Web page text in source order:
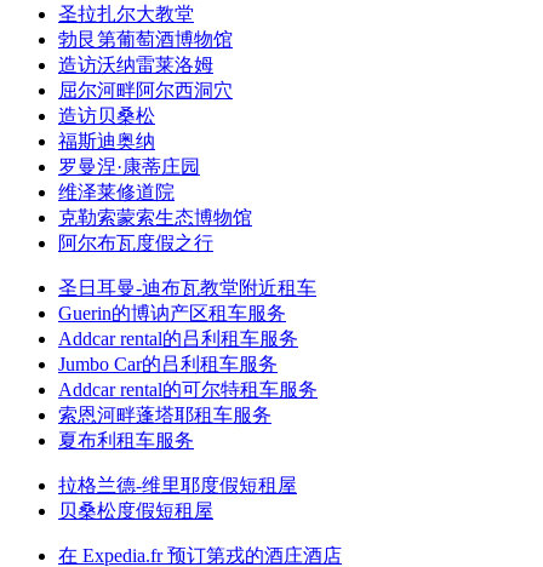
圣拉扎尔大教堂
勃艮第葡萄酒博物馆
造访沃纳雷莱洛姆
屈尔河畔阿尔西洞穴
造访贝桑松
福斯迪奥纳
罗曼涅·康蒂庄园
维泽莱修道院
克勒索蒙索生态博物馆
阿尔布瓦度假之行
圣日耳曼-迪布瓦教堂附近租车
Guerin的博讷产区租车服务
Addcar rental的吕利租车服务
Jumbo Car的吕利租车服务
Addcar rental的可尔特租车服务
索恩河畔蓬塔耶租车服务
夏布利租车服务
拉格兰德-维里耶度假短租屋
贝桑松度假短租屋
在 Expedia.fr 预订第戎的酒庄酒店